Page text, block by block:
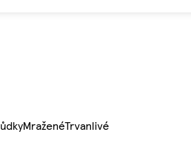
MraženéTrvanlivé